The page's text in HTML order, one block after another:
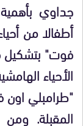
جداوي
أطفالا من
فوت" بتشكيل
الأحياء
المقبلة.